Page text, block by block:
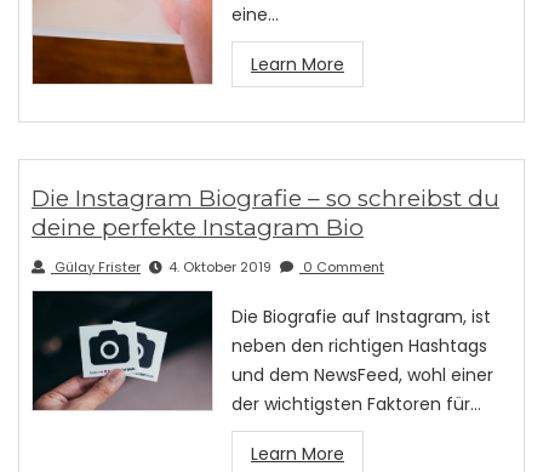
eine…
Learn More
Die Instagram Biografie – so schreibst du
deine perfekte Instagram Bio
Gülay Frister 4. Oktober 2019 0 Comment
Die Biografie auf Instagram, ist
neben den richtigen Hashtags
und dem NewsFeed, wohl einer
der wichtigsten Faktoren für…
Learn More